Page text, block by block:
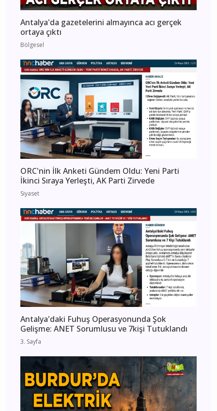
Antalya'da gazetelerini almayınca acı gerçek
ortaya çıktı
Bölgesel
ORC'nin İlk Anketi Gündem Oldu: Yeni Parti
İkinci Sıraya Yerleşti, AK Parti Zirvede
Siyaset
Antalya'daki Fuhuş Operasyonunda Şok
Gelişme: ANET Sorumlusu ve 7kişi Tutuklandı
3. Sayfa